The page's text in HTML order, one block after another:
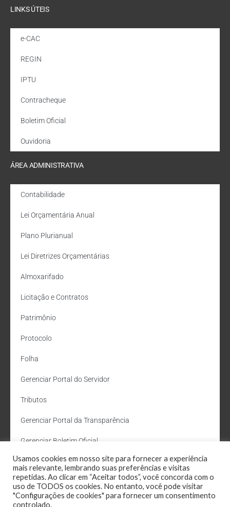
LINKS ÚTEIS
e-CAC
REGIN
IPTU
Contracheque
Boletim Oficial
Ouvidoria
ÁREA ADMINISTRATIVA
Contabilidade
Lei Orçamentária Anual
Plano Plurianual
Lei Diretrizes Orçamentárias
Almoxarifado
Licitação e Contratos
Patrimônio
Protocolo
Folha
Gerenciar Portal do Servidor
Tributos
Gerenciar Portal da Transparência
Gerenciar Boletim Oficial
Departamento de Água e Esgoto
Administração Site
Webmail
Usamos cookies em nosso site para fornecer a experiência
mais relevante, lembrando suas preferências e visitas
repetidas. Ao clicar em “Aceitar todos”, você concorda com o
uso de TODOS os cookies. No entanto, você pode visitar
"Configurações de cookies" para fornecer um consentimento
controlado.